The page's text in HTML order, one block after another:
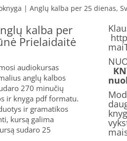
| Anglų kalba per 25 dienas,
kalba per
Prielaidaitė
audiokursas
anglų kalbos
270 minučių
ir knyga pdf formatu.
ir gramatikos
kursą galima
sudaro 25